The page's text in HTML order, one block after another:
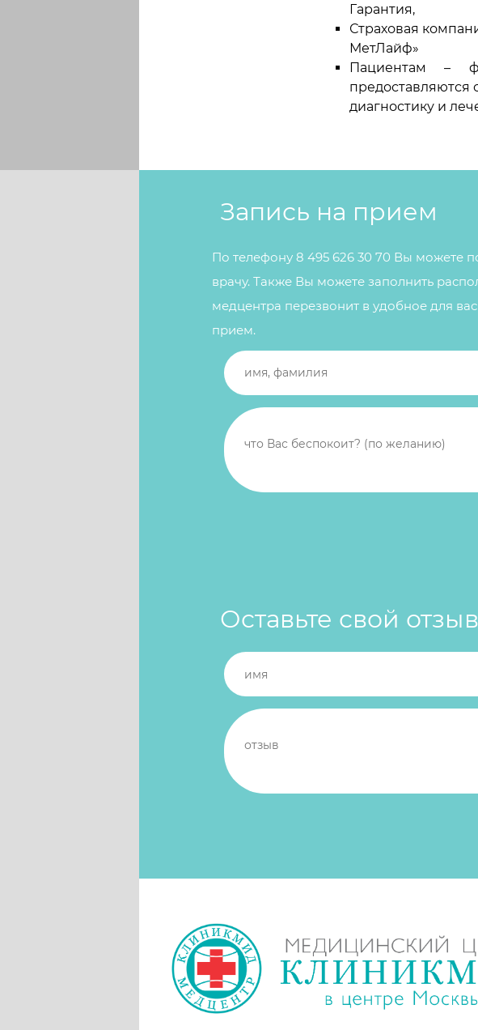
Гарантия,
Страховая
МетЛайф»
Пациентам –
предоставляются
диагностику и
Запись на прием
По телефону 8 495 626 30 70 Вы можете
врачу. Также Вы можете заполнить
медцентра перезвонит в удобное для
прием.
Оставьте свой отзыв